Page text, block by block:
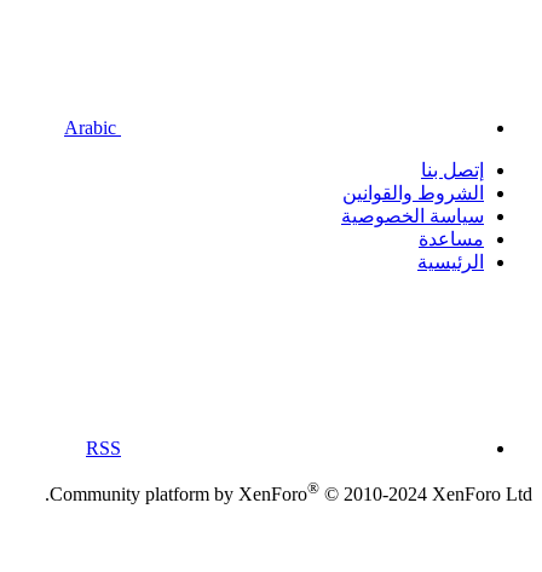
إتصل بنا
الشروط والقوانين
سياسة الخصوصية
مساعدة
الرئيسية
RSS
Community platform by XenForo® © 2010-2024 XenForo Ltd.